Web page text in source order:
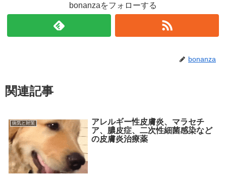
bonanzaをフォローする
bonanza
関連記事
病気と対策
アレルギー性皮膚炎、マラセチ
ア、膿皮症、二次性細菌感染など
の皮膚炎治療薬